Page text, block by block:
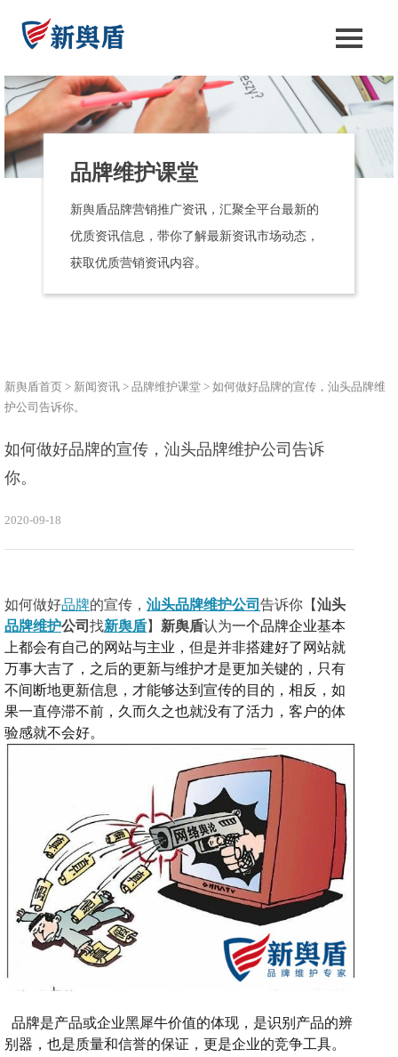
品牌维护课堂
新舆盾品牌营销推广资讯，汇聚全平台最新的
优质资讯信息，带你了解最新资讯市场动态，
获取优质营销资讯内容。
新舆盾首页 > 新闻资讯 > 品牌维护课堂 > 如何做好品牌的宣传，汕头品牌维
护公司告诉你。
如何做好品牌的宣传，汕头品牌维护公司告诉
你。
2020-09-18
如何做好品牌的宣传， 汕头品牌维护公司 告诉你【汕头
品牌维护公司 找新舆盾】 新舆盾认为一个品牌企业基本
上都会有自己的网站与主业，但是并非搭建好了网站就
万事大吉了，之后的更新与维护才是更加关键的，只有
不间断地更新信息，才能够达到宣传的目的，相反，如
果一直停滞不前，久而久之也就没有了活力，客户的体
验感就不会好。
品牌是产品或企业黑犀牛价值的体现，是识别产品的辨
别器，也是质量和信誉的保证，更是企业的竞争工具。